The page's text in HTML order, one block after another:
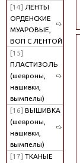
[14] ЛЕНТЫ
ОРДЕНСКИЕ
МУАРОВЫЕ,
ВОП С ЛЕНТОЙ
[15]
ПЛАСТИЗОЛЬ
(шевроны,
нашивки,
вымпелы)
[16] ВЫШИВКА
(шевроны,
нашивки,
вымпелы)
[17] ТКАНЫЕ